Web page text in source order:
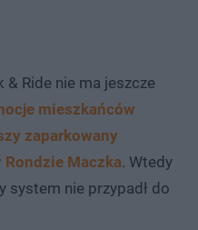
Ride nie ma jeszcze
mieszkańców
zaparkowany
Maczka. Wtedy
system nie przypadł do